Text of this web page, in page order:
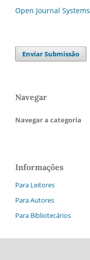
Open Journal Systems
Enviar Submissão
Navegar
Navegar a categoria
Informações
Para Leitores
Para Autores
Para Bibliotecários